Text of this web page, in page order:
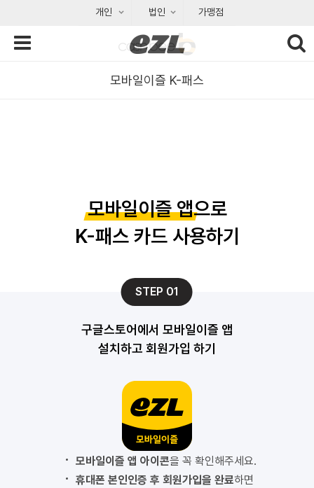
개인 법인 가맹점
모바일이즐 K-패스
모바일이즐 앱으로
K-패스 카드 사용하기
STEP 01
구글스토어에서 모바일이즐 앱
설치하고 회원가입 하기
모바일이즐 앱 아이콘을 꼭 확인해주세요.
휴대폰 본인인증 후 회원가입을 완료하면